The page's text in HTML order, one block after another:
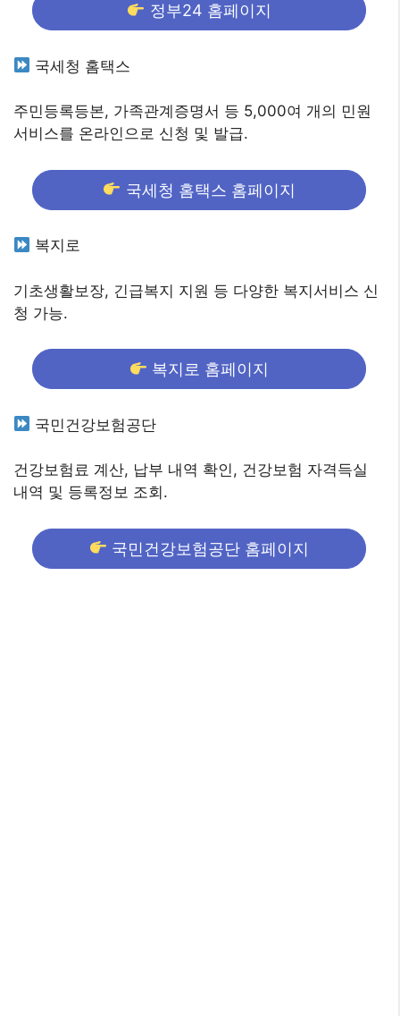
정부24 홈페이지
국세청 홈택스
주민등록등본, 가족관계증명서 등 5,000여 개의 민원
서비스를 온라인으로 신청 및 발급.
국세청 홈택스 홈페이지
복지로
기초생활보장, 긴급복지 지원 등 다양한 복지서비스 신
청 가능.
복지로 홈페이지
국민건강보험공단
건강보험료 계산, 납부 내역 확인, 건강보험 자격득실
내역 및 등록정보 조회.
국민건강보험공단 홈페이지